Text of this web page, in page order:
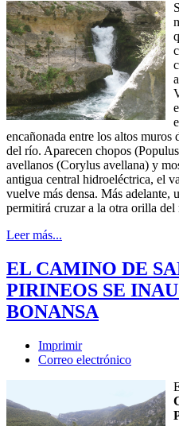
encañonada entre los altos
del río. Aparecen chopos
avellanos (Corylus avellana) y
antigua central hidroeléctrica, el
vuelve más densa. Más adelante,
permitirá cruzar a la otra orilla del
Leer más...
EL CAMINO DE
PIRINEOS SE
BONANSA
Imprimir
Correo electrónico